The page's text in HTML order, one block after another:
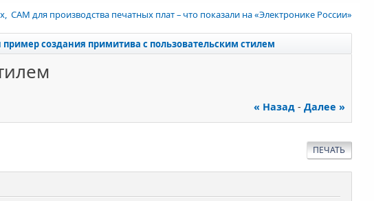
для производства печатных плат – что показали на «Электронике России»
создания примитива с пользовательским стилем
« Назад- Далее »
ПЕЧАТЬ